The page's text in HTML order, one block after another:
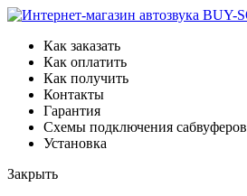
Как заказать
Как оплатить
Как получить
Контакты
Гарантия
Схемы подключения сабвуферов
Установка
Закрыть